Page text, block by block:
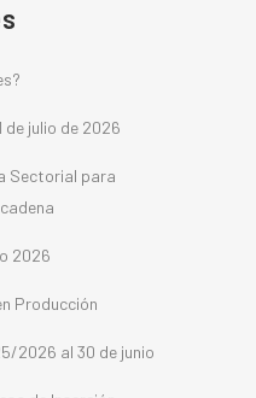
de julio de 2026
Sectorial para
2026
Producción
2026 al 30 de junio